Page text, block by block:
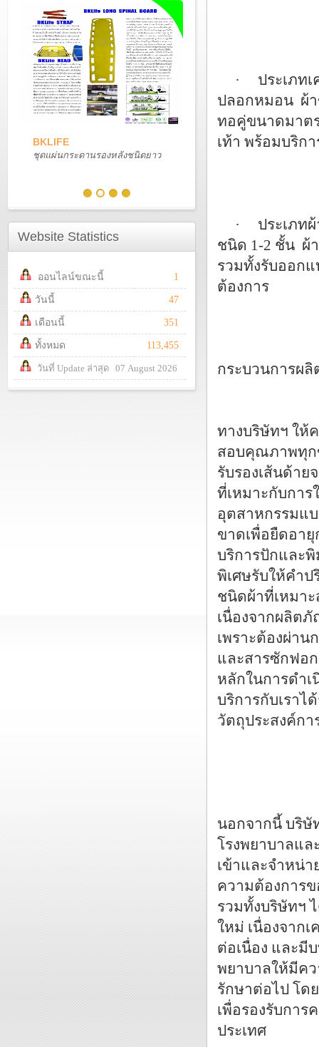
BKLIFE
ชุดแผ่นกระดานรองหลังชนิดยาว
Website Statistics
ออนไลน์ขณะนี้ 1
วันนี้ 47
เดือนนี้ 351
ทั้งหมด 113,455
วันที่ Update ล่าสุด 07 August 2026
· ประเภทเ
ปลอกหมอน ผ้า
ทอคู่ขนาดมาต
เท้า พร้อมบริก
· ประเภทผ้า
ชนิด 1-2 ชั้น ผ้
รวมทั้งรับออก
ต้องการ
กระบวนการผ
ทางบริษัทฯ ใ
สอบคุณภาพทุก
รับรองเส้นด้าย
ที่เหมาะกับการ
อุตสาหกรรมแ
ขาดเพื่อยืดอา
บริการปักและ
พิเศษรับให้คำ
ชนิดผ้าที่เหมา
เนื่องจากผลิต
เพราะต้องผ่า
และสารซักฟอ
หลักในการดำเ
บริการกับเราไ
วัตถุประสงค์กา
นอกจากนี้ บริษั
โรงพยาบาลแ
เข้าและจำหน่
ความต้องการ
รวมทั้งบริษัทฯ
ใหม่ เนื่องจาก
ต่อเนื่อง และมี
พยาบาลให้มีค
รักษาต่อไป โด
เพื่อรองรับกา
ประเทศ